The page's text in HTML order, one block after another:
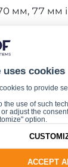
мм, 77 мм
про
серіїAP
зі
оновленні
uses cookies
to provide
the use of such
adjust the
option.
ACCEPT